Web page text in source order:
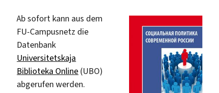
Ab sofort kann aus dem
FU-Campusnetz die
Datenbank
Universitetskaja
Biblioteka Online (UBO)
abgerufen werden.